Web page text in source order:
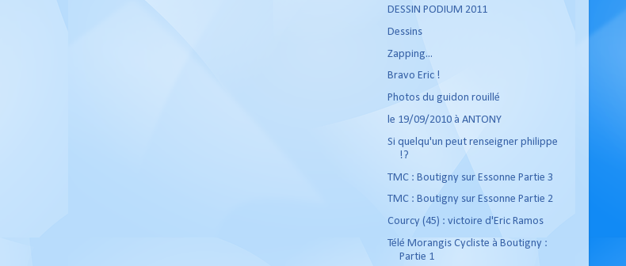
DESSIN PODIUM 2011
Dessins
Zapping...
Bravo Eric !
Photos du guidon rouillé
le 19/09/2010 à ANTONY
Si quelqu'un peut renseigner philippe
!?
TMC : Boutigny sur Essonne Partie 3
TMC : Boutigny sur Essonne Partie 2
Courcy (45) : victoire d'Eric Ramos
Télé Morangis Cycliste à Boutigny :
Partie 1